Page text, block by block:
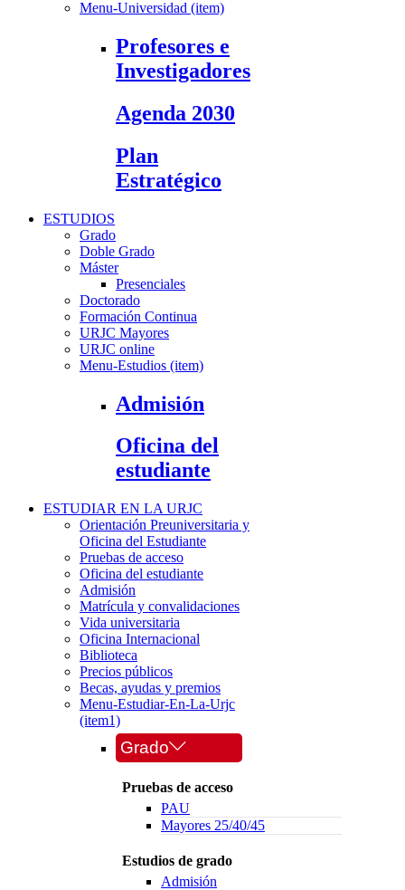
Menu-Universidad (item)
Profesores e
Investigadores
Agenda 2030
Plan
Estratégico
ESTUDIOS
Grado
Doble Grado
Máster
Presenciales
Doctorado
Formación Continua
URJC Mayores
URJC online
Menu-Estudios (item)
Admisión
Oficina del
estudiante
ESTUDIAR EN LA URJC
Orientación Preuniversitaria y
Oficina del Estudiante
Pruebas de acceso
Oficina del estudiante
Admisión
Matrícula y convalidaciones
Vida universitaria
Oficina Internacional
Biblioteca
Precios públicos
Becas, ayudas y premios
Menu-Estudiar-En-La-Urjc
(item1)
Grado
Pruebas de acceso
PAU
Mayores 25/40/45
Estudios de grado
Admisión